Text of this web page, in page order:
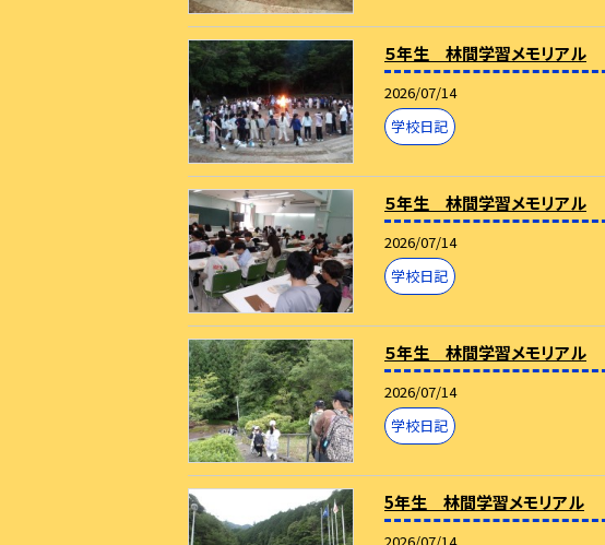
５年生 林間学習メモリアル
2026/07/14
学校日記
５年生 林間学習メモリアル
2026/07/14
学校日記
５年生 林間学習メモリアル
2026/07/14
学校日記
5年生 林間学習メモリアル